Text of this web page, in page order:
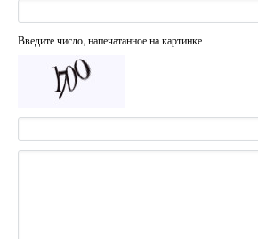
Введите число, напечатанное на картинке